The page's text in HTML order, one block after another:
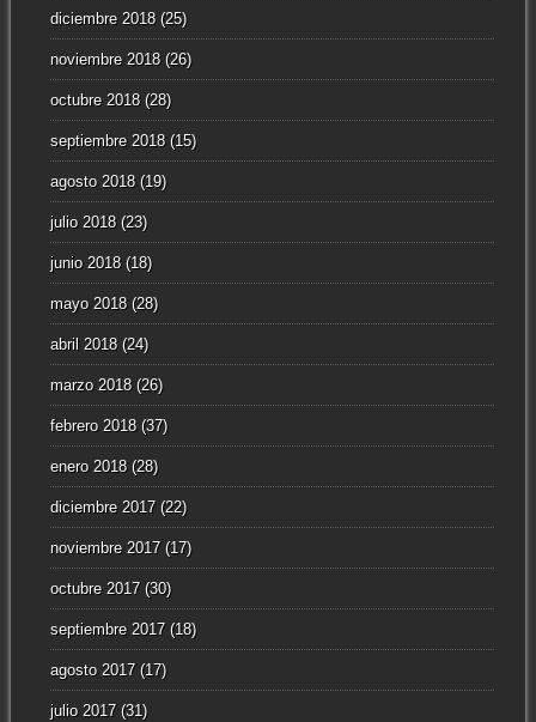
diciembre 2018(25)
noviembre 2018(26)
octubre 2018(28)
septiembre 2018(15)
agosto 2018(19)
julio 2018(23)
junio 2018(18)
mayo 2018(28)
abril 2018(24)
marzo 2018(26)
febrero 2018(37)
enero 2018(28)
diciembre 2017(22)
noviembre 2017(17)
octubre 2017(30)
septiembre 2017(18)
agosto 2017(17)
julio 2017(31)